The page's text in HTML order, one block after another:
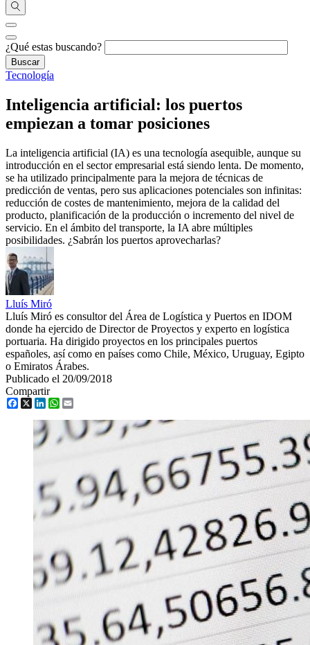
¿Qué estas buscando?
Tecnología
Inteligencia artificial: los puertos
empiezan a tomar posiciones
La inteligencia artificial (IA) es una tecnología asequible, aunque su
introducción en el sector empresarial está siendo lenta. De momento,
se ha utilizado principalmente para la mejora de técnicas de
predicción de ventas, pero sus aplicaciones potenciales son infinitas:
reducción de costes de mantenimiento, mejora de la calidad del
producto, planificación de la producción o incremento del nivel de
servicio. En el ámbito del transporte, la IA abre múltiples
posibilidades. ¿Sabrán los puertos aprovecharlas?
Lluís Miró
Lluís Miró es consultor del Área de Logística y Puertos en IDOM
donde ha ejercido de Director de Proyectos y experto en logística
portuaria. Ha dirigido proyectos en los principales puertos
españoles, así como en países como Chile, México, Uruguay, Egipto
o Emiratos Árabes.
Publicado el 20/09/2018
Compartir
Facebook
X LinkedInWhatsApp